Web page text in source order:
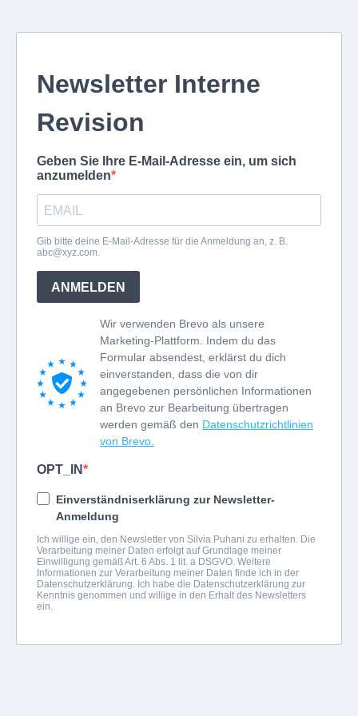
Newsletter Interne
Revision
Geben Sie Ihre E-Mail-Adresse ein, um sich
anzumelden
Gib bitte deine E-Mail-Adresse für die Anmeldung an, z. B.
abc@xyz.com.
ANMELDEN
Wir verwenden Brevo als unsere
Marketing-Plattform. Indem du das
Formular absendest, erklärst du dich
einverstanden, dass die von dir
angegebenen persönlichen Informationen
an Brevo zur Bearbeitung übertragen
werden gemäß den Datenschutzrichtlinien
von Brevo.
OPT_IN
Einverständniserklärung zur Newsletter-
Anmeldung
Ich willige ein, den Newsletter von Silvia Puhani zu erhalten. Die
Verarbeitung meiner Daten erfolgt auf Grundlage meiner
Einwilligung gemäß Art. 6 Abs. 1 lit. a DSGVO. Weitere
Informationen zur Verarbeitung meiner Daten finde ich in der
Datenschutzerklärung. Ich habe die Datenschutzerklärung zur
Kenntnis genommen und willige in den Erhalt des Newsletters
ein.